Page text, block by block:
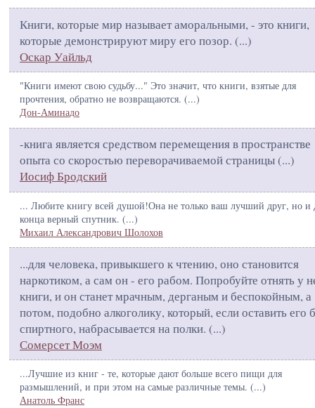
Книги, которые мир называет аморальными, - это книги,
которые демонстрируют миру его позор. (...)
Оскар Уайльд
"Книги имеют свою судьбу..." Это значит, что книги, взятые для
прочтения, обратно не возвращаются. (...)
Дон-Аминадо
-книга является средством перемещения в пространстве
опыта со скоростью переворачиваемой страницы (...)
Иосиф Бродский
... Любите книгу всей душой!Она не только ваш лучший друг, но и
конца верный спутник. (...)
Михаил Александрович Шолохов
...для человека, привыкшего к чтению, оно становится
наркотиком, а сам он - его рабом. Попробуйте отнять у
книги, и он станет мрачным, дерганым и беспокойным, а
потом, подобно алкоголику, который, если оставить его
спиртного, набрасывается на полки. (...)
Сомерсет Моэм
...Лучшие из книг - те, которые дают больше всего пищи для
размышлений, и при этом на самые различные темы. (...)
Анатоль Франс